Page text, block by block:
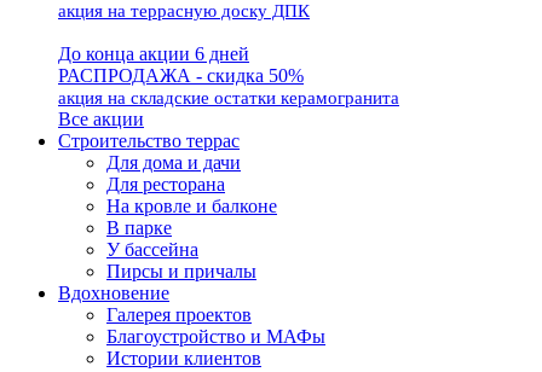
акция на террасную доску ДПК
До конца акции 6 дней
РАСПРОДАЖА - скидка 50%
акция на складские остатки керамогранита
Все акции
Строительство террас
Для дома и дачи
Для ресторана
На кровле и балконе
В парке
У бассейна
Пирсы и причалы
Вдохновение
Галерея проектов
Благоустройство и МАФы
Истории клиентов